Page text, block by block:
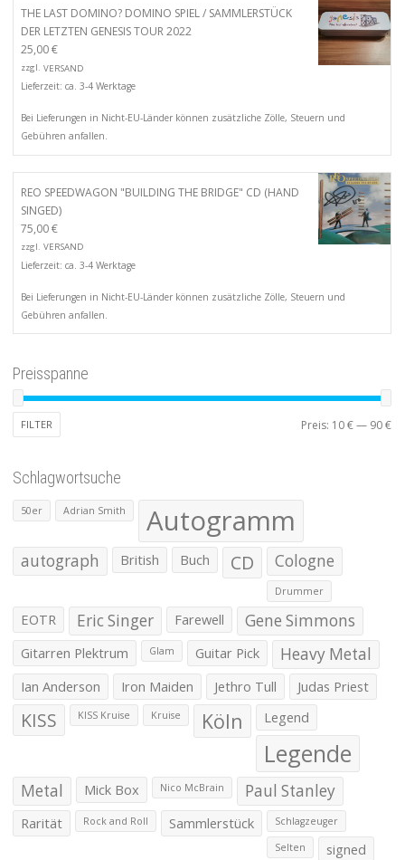
THE LAST DOMINO? DOMINO SPIEL / SAMMLERSTÜCK
DER LETZTEN GENESIS TOUR 2022
25,00€
zzgl. VERSAND
Lieferzeit: ca. 3-4 Werktage
Bei Lieferungen in Nicht-EU-Länder können zusätzliche Zölle, Steuern und
Gebühren anfallen.
REO SPEEDWAGON "BUILDING THE BRIDGE" CD (HAND
SINGED)
75,00€
zzgl. VERSAND
Lieferzeit: ca. 3-4 Werktage
Bei Lieferungen in Nicht-EU-Länder können zusätzliche Zölle, Steuern und
Gebühren anfallen.
Preisspanne
FILTER Preis: 10 €— 90 €
Schlagwortsuche
50er Adrian Smith Autogramm
autograph British Buch CD Cologne
Drummer
EOTR Eric Singer Farewell Gene Simmons
Gitarren Plektrum Glam Guitar Pick Heavy Metal
Ian Anderson Iron Maiden Jethro Tull Judas Priest
KISS KISS Kruise Kruise Köln Legend
Legende
Metal Mick Box Nico McBrain Paul Stanley
Rarität Rock and Roll Sammlerstück Schlagzeuger
Selten signed